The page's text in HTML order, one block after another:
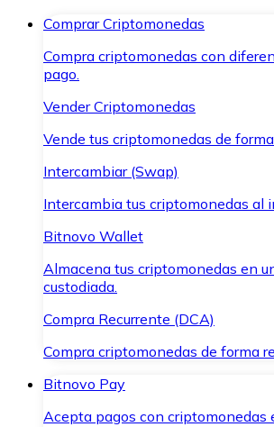
Comprar Criptomonedas
Compra criptomonedas con
pago.
Vender Criptomonedas
Vende tus criptomonedas de
Intercambiar (Swap)
Intercambia tus criptomonedas al
Bitnovo Wallet
Almacena tus criptomonedas en
custodiada.
Compra Recurrente (DCA)
Compra criptomonedas de forma
Bitnovo Pay
Acepta pagos con criptomonedas